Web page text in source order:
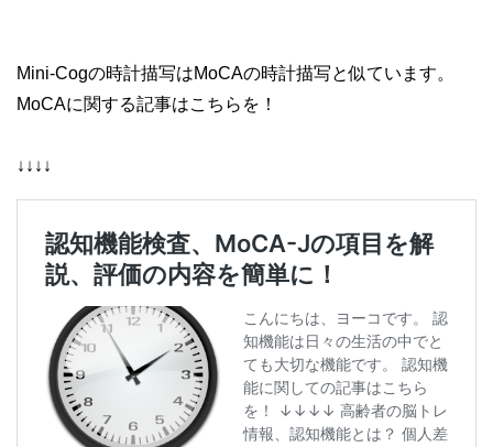
Mini-Cogの時計描写はMoCAの時計描写と似ています。
MoCAに関する記事はこちらを！
↓↓↓↓